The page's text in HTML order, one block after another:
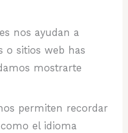
nos ayudan a
o sitios web has
mostrarte
permiten recordar
el idioma